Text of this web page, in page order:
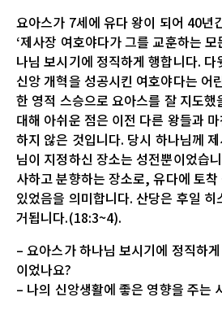
요아스가 7세에 유다 왕이 되어 40년
‘제사장 여호야다가 그를 교훈하는
나님 보시기에 정직하게 행합니다.
신앙 개혁을 성공시킨 여호야다는 어
한 영적 스승으로 요아스를 잘 지도했
대해 아쉬운 점은 이전 다른 왕들과
하지 않은 것입니다. 당시 하나님께
님이 지정하신 장소는 성전뿐이었습
사하고 분향하는 장소로, 유다에 토
있었음을 의미합니다. 산당은 후일 히
거됩니다.(18:3~4).
– 요아스가 하나님 보시기에 정직하
이었나요?
– 나의 신앙생활에 좋은 영향을 주는